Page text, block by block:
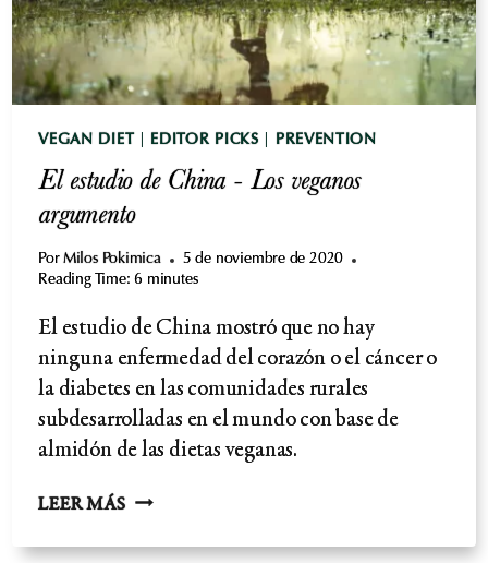
VEGAN DIET EDITOR PICKS PREVENTION
El estudio de China - Los veganos
argumento
Por Milos Pokimica
5 de noviembre de 2020
Reading Time: 6 minutes
El estudio de China mostró que no hay
ninguna enfermedad del corazón o el cáncer o
la diabetes en las comunidades rurales
subdesarrolladas en el mundo con base de
almidón de las dietas veganas.
LEER MÁSEL
DE